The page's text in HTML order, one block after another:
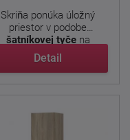
Skriňa ponúka úložný
priestor v podobe
šatníkovej tyčena
zavesenie ...
Detail